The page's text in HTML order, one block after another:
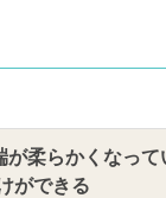
が柔らかくなっ
ができる